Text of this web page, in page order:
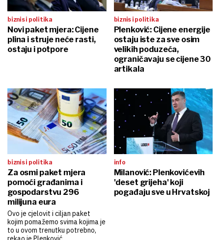
biznis i politika
Novi paket mjera: Cijene
plina i struje neće rasti,
ostaju i potpore
biznis i politika
Plenković: Cijene energije
ostaju iste za sve osim
velikih poduzeća,
ograničavaju se cijene 30
artikala
biznis i politika
Za osmi paket mjera
pomoći građanima i
gospodarstvu 296
milijuna eura
Ovo je cjelovit i ciljan paket
kojim pomažemo svima kojima je
to u ovom trenutku potrebno,
info
Milanović: Plenkovićevih
'deset grijeha' koji
pogađaju sve u Hrvatskoj